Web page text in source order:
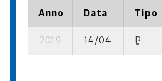
Anno Data Tipo
2019 14/04 P